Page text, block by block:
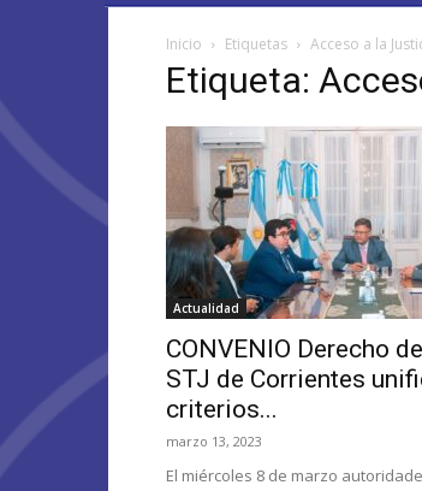
Inicio Etiquetas Acceso a la
Etiqueta:
Actualidad
CONVENIO Derecho
STJ de Corrientes
criterios...
marzo 13, 2023
El miércoles 8 de marzo